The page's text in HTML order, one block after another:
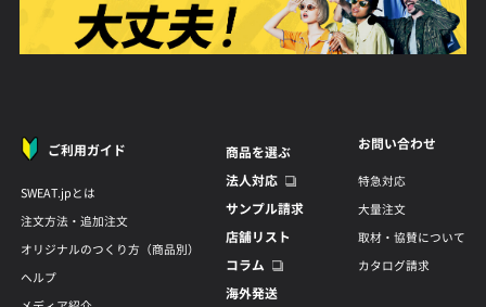
ご利用ガイド
SWEAT.jpとは
注文方法・追加注文
オリジナルのつくり方（商品別）
ヘルプ
商品を選ぶ
法人対応
サンプル請求
店舗リスト
コラム
海外発送
お問い合わせ
特急対応
大量注文
取材・協賛について
カタログ請求